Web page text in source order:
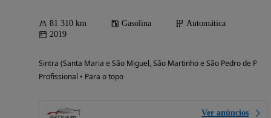
81 310 km Gasolina
Automática
2019
Sintra (Santa Maria e São Miguel, São Martinho e São Pedro de
Profissional • Para o topo
Ver anúncios